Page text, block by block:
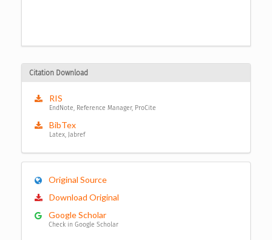
Citation Download
RIS
EndNote, Reference Manager, ProCite
BibTex
Latex, Jabref
Original Source
Download Original
Google Scholar
Check in Google Scholar